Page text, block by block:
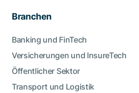
Branchen
Banking und FinTech
Versicherungen und InsureTech
Öffentlicher Sektor
Transport und Logistik